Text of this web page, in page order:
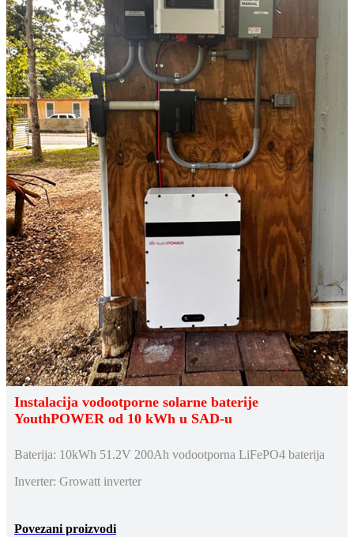
Instalacija vodootporne solarne baterije
YouthPOWER od 10 kWh u SAD-u
Baterija: 10kWh 51.2V 200Ah vodootporna LiFePO4 baterija
Inverter: Growatt inverter
Povezani proizvodi